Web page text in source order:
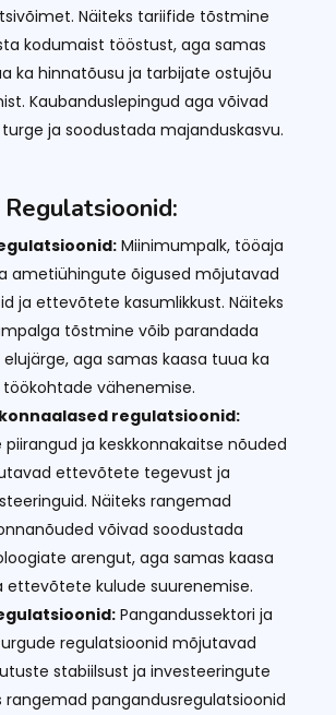
Näiteks tariifide tõstmine
kodumaist tööstust, aga samas
ka hinnatõusu ja tarbijate ostujõu
Kaubanduslepingud aga võivad
ja soodustada majanduskasvu.
Regulatsioonid:
Miinimumpalk, tööaja
ametiühingute õigused mõjutavad
ja ettevõtete kasumlikkust. Näiteks
tõstmine võib parandada
aga samas kaasa tuua ka
töökohtade vähenemise.
regulatsioonid:
piirangud ja keskkonnakaitse nõuded
ettevõtete tegevust ja
Näiteks rangemad
võivad soodustada
arengut, aga samas kaasa
ettevõtete kulude suurenemise.
Pangandussektori ja
regulatsioonid mõjutavad
stabiilsust ja investeeringute
rangemad pangandusregulatsioonid